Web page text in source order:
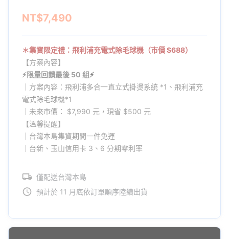
NT$7,490
＊集資限定禮：飛利浦充電式除毛球機（市價 $688）
【方案內容】
⚡限量回饋最後 50 組⚡
｜方案內容：飛利浦多合一直立式掛燙系統 *1、飛利浦充
電式除毛球機*1
｜未來市價： $7,990 元，現省 $500 元
【溫馨提醒】
｜台灣本島集資期間一件免運
｜台新、玉山信用卡 3、6 分期零利率
僅配送台灣本島
預計於 11 月底依訂單順序陸續出貨